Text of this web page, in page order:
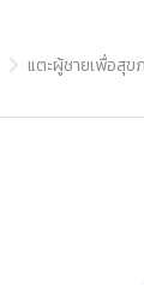
แตะผู้ชายเพื่อสุข